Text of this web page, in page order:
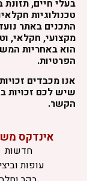
חיים, תזונת
באתר נועדו
חקלאי,
באחריות
מכבדים זכויות
לכם זכויות בו,
אינדקס
חדשות
עופות וביצים